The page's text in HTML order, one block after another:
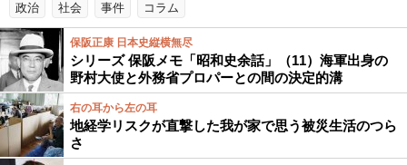
政治 社会 事件 コラム
保阪正康 日本史縦横無尽
シリーズ 保阪メモ「昭和史余話」（11）海軍出身の
野村大使と外務省プロパーとの間の決定的溝
右の耳から左の耳
地経学リスクが直撃した我が家で思う被災生活のつら
さ